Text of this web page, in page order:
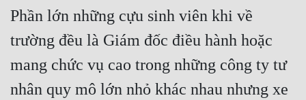
Phần lớn những cựu sinh viên khi về
trường đều là Giám đốc điều hành hoặc
mang chức vụ cao trong những công ty tư
nhân quy mô lớn nhỏ khác nhau nhưng xe